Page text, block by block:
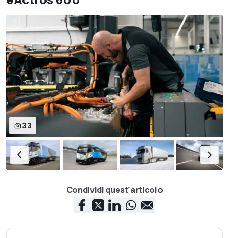
33
Condividi quest'articolo